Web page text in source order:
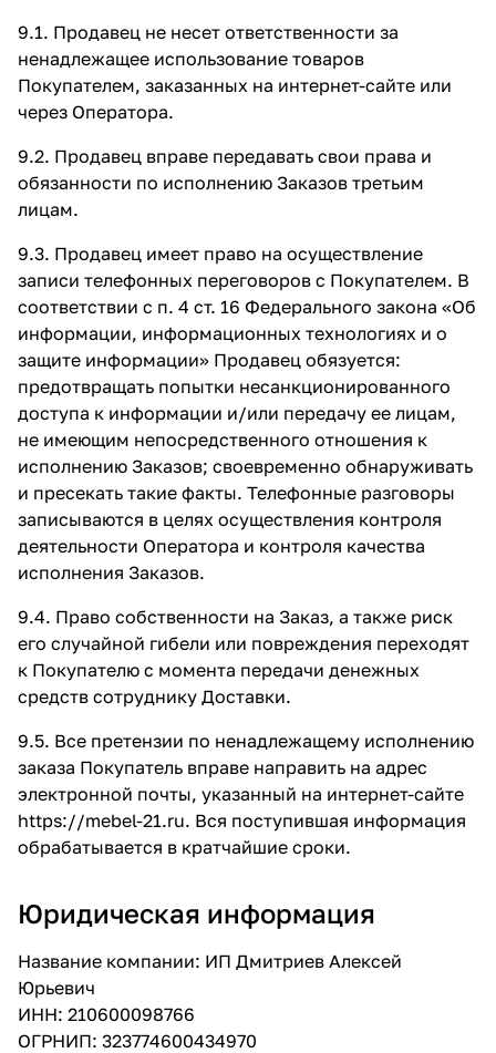
9.1. Продавец не несет ответственности за
ненадлежащее использование товаров
Покупателем, заказанных на интернет-сайте или
через Оператора.
9.2. Продавец вправе передавать свои права и
обязанности по исполнению Заказов третьим
лицам.
9.3. Продавец имеет право на осуществление
записи телефонных переговоров с Покупателем. В
соответствии с п. 4 ст. 16 Федерального закона «Об
информации, информационных технологиях и о
защите информации» Продавец обязуется:
предотвращать попытки несанкционированного
доступа к информации и/или передачу ее лицам,
не имеющим непосредственного отношения к
исполнению Заказов; своевременно обнаруживать
и пресекать такие факты. Телефонные разговоры
записываются в целях осуществления контроля
деятельности Оператора и контроля качества
исполнения Заказов.
9.4. Право собственности на Заказ, а также риск
его случайной гибели или повреждения переходят
к Покупателю с момента передачи денежных
средств сотруднику Доставки.
9.5. Все претензии по ненадлежащему исполнению
заказа Покупатель вправе направить на адрес
электронной почты, указанный на интернет-сайте
https://mebel-21.ru. Вся поступившая информация
обрабатывается в кратчайшие сроки.
Юридическая информация
Название компании: ИП Дмитриев Алексей
Юрьевич
ИНН: 210600098766
ОГРНИП: 323774600434970